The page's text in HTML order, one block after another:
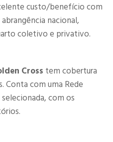
custo/benefício com
nacional,
coletivo e privativo.
Cross ​ tem cobertura
Conta com uma Rede
com os